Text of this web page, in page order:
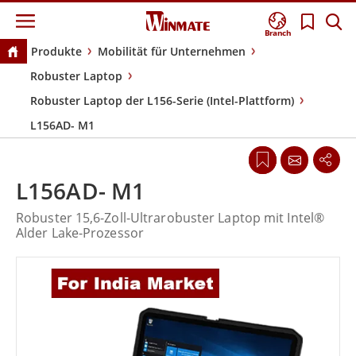
Branch
Produkte
Mobilität für Unternehmen
Robuster Laptop
Robuster Laptop der L156-Serie (Intel-Plattform)
L156AD- M1
L156AD- M1
Robuster 15,6-Zoll-Ultrarobuster Laptop mit Intel®
Alder Lake-Prozessor